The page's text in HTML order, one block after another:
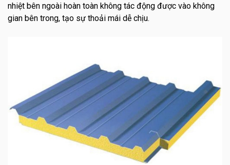
nhiệt bên ngoài hoàn toàn không tác động được vào không
gian bên trong, tạo sự thoải mái dễ chịu.